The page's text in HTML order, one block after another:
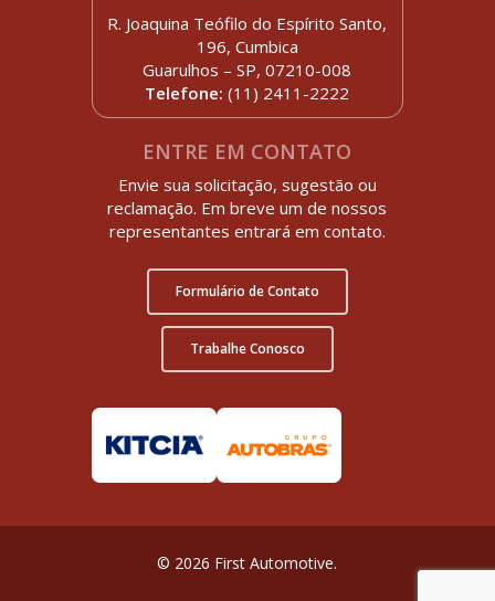
R. Joaquina Teófilo do Espírito Santo,
196, Cumbica
Guarulhos – SP, 07210-008
Telefone: (11) 2411-2222
ENTRE EM CONTATO
Envie sua solicitação, sugestão ou
reclamação. Em breve um de nossos
representantes entrará em contato.
Formulário de Contato
Trabalhe Conosco
© 2026 First Automotive.